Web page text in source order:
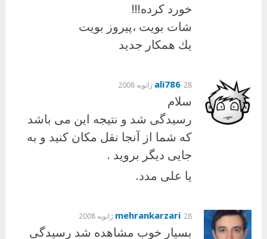
خورد كرده!!!
شات بويت ،پيروز بويت
يك همكار جديد
ali786 28 ژانویه 2008
سلام
رسیدگی شد و نتیجه این می باشد
که شما از آنجا نقل مکان کنید و به
جایی دیگر بروید .
یا علی مدد.
mehrankarzari 28 ژانویه 2008
بسیار خوب مشاهده شد رسیدگی